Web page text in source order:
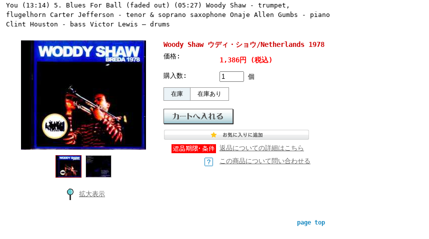
You (13:14) 5. Blues For Ball (faded out) (05:27) Woody Shaw - trumpet,
flugelhorn Carter Jefferson - tenor & soprano saxophone Onaje Allen Gumbs - piano
Clint Houston - bass Victor Lewis – drums
拡大表示
Woody Shaw ウディ・ショウ/Netherlands 1978
価格: 1,386円 (税込)
購入数: 個
在庫 在庫あり
返品についての詳細はこちら
この商品について問い合わせる
page top